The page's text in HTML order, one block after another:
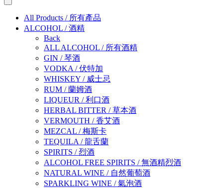
All Products / 所有產品
ALCOHOL /酒精
Back
ALL ALCOHOL / 所有酒精
GIN /琴酒
VODKA /伏特加
WHISKEY / 威士忌
RUM /蘭姆酒
LIQUEUR /利口酒
HERBAL BITTER /草本酒
VERMOUTH /香艾酒
MEZCAL /梅斯卡
TEQUILA /龍舌蘭
SPIRITS /烈酒
ALCOHOL FREE SPIRITS /無酒精烈酒
NATURAL WINE / 自然葡萄酒
SPARKLING WINE /氣泡酒